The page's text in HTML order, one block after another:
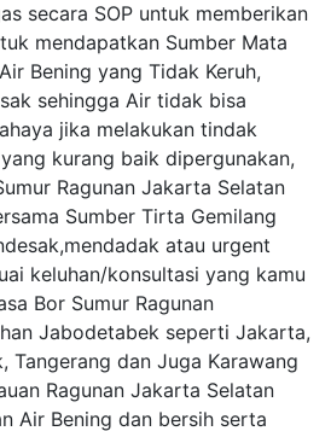
secara SOP untuk memberikan
mendapatkan Sumber Mata
Bening yang Tidak Keruh,
sehingga Air tidak bisa
jika melakukan tindak
kurang baik dipergunakan,
Ragunan Jakarta Selatan
Sumber Tirta Gemilang
atau urgent
keluhan/konsultasi yang kamu
Bor Sumur Ragunan
Jabodetabek seperti Jakarta,
Tangerang dan Juga Karawang
Ragunan Jakarta Selatan
Air Bening dan bersih serta